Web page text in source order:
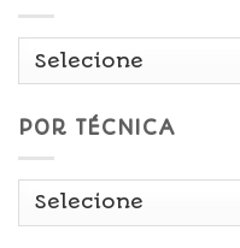
POR TÉCNICA